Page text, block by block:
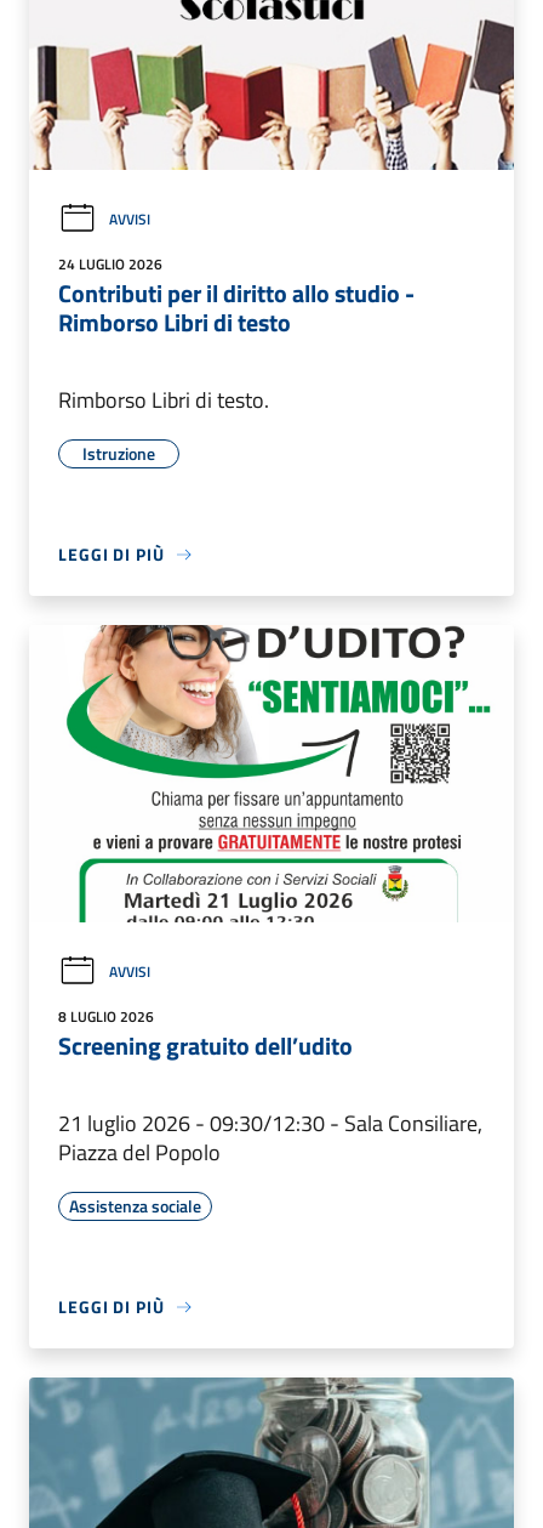
AVVISI
24 LUGLIO 2026
Contributi per il diritto allo studio -
Rimborso Libri di testo
Rimborso Libri di testo.
Istruzione
LEGGI DI PIÙ
AVVISI
8 LUGLIO 2026
Screening gratuito dell’udito
21 luglio 2026 - 09:30/12:30 - Sala Consiliare,
Piazza del Popolo
Assistenza sociale
LEGGI DI PIÙ